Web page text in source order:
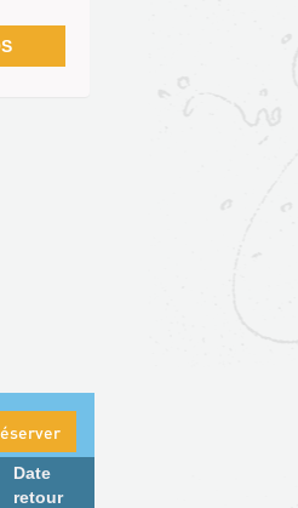
Date
retour